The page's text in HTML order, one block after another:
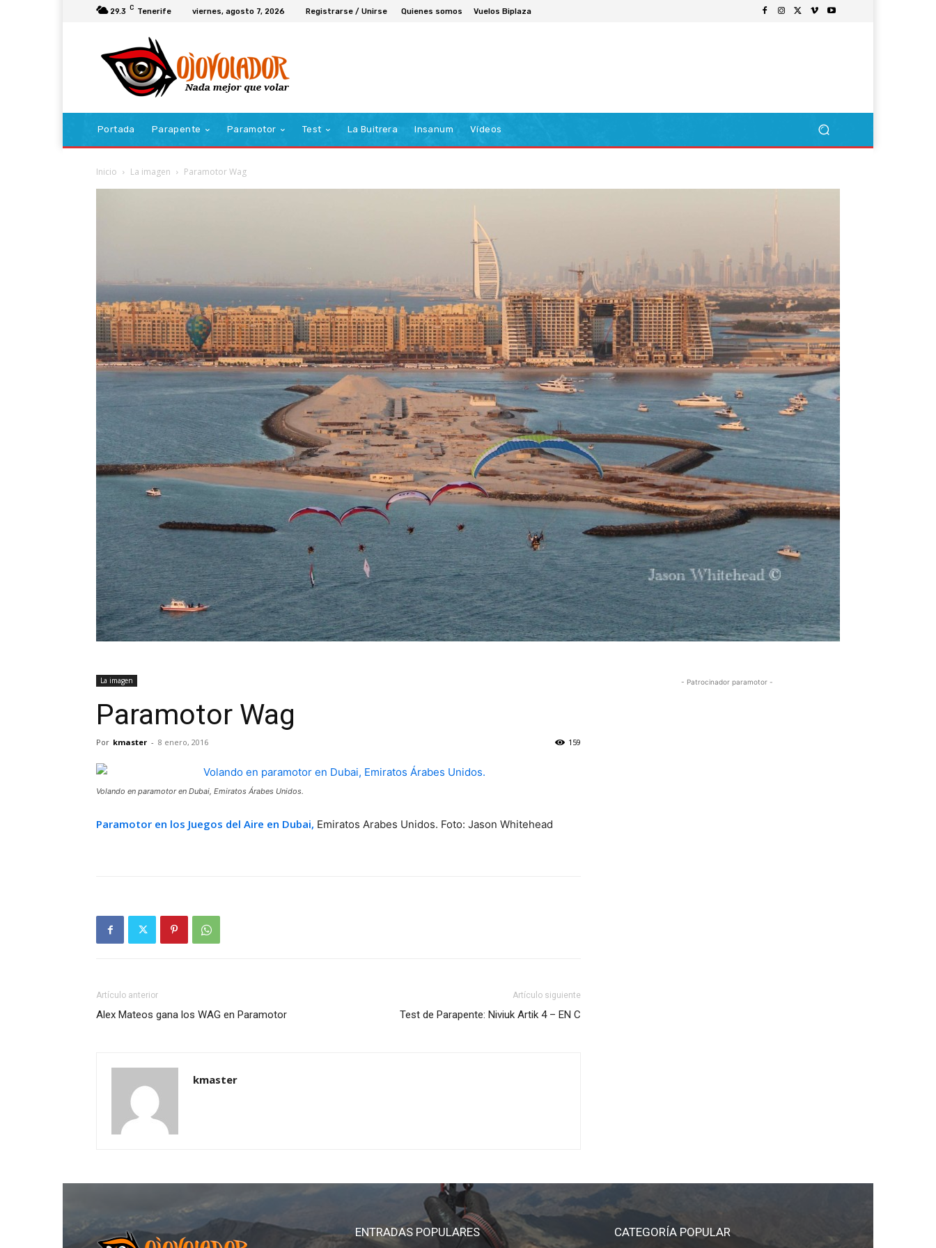
29.3 C Tenerife viernes, agosto 7, 2026 Registrarse / Unirse Quienes somos Vuelos Biplaza
Portada Parapente Paramotor Test La Buitrera Insanum Vídeos
Inicio La imagen Paramotor Wag
La imagen
Paramotor Wag
Por kmaster - 8 enero, 2016 159
Volando en paramotor en Dubai, Emiratos Árabes Unidos.
Paramotor en los Juegos del Aire en Dubai, Emiratos Arabes Unidos. Foto: Jason Whitehead
Artículo anterior
Alex Mateos gana los WAG en Paramotor
Artículo siguiente
Test de Parapente: Niviuk Artik 4 – EN C
kmaster
- Patrocinador paramotor -
ENTRADAS POPULARES CATEGORÍA POPULAR